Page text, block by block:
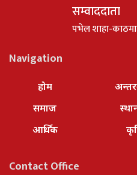
सम्वाददाता
पभेल शाहा-
Navigation
होम
समाज
आर्थिक
Contact Office